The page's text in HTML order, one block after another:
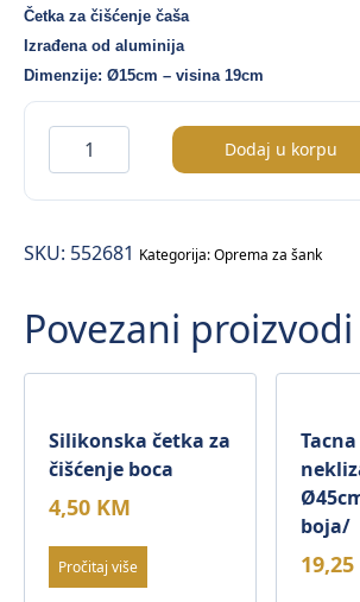
Četka za čišćenje čaša
Izrađena od aluminija
Dimenzije: Ø15cm – visina 19cm
Četka
za
čišćenje
/alu/
količina
Dodaj u korpu
SKU: 552681 Kategorija:Oprema za šank
Povezani proizvodi
Silikonska četka za
čišćenje boca
4,50 KM
Pročitaj više
boja/
19,25